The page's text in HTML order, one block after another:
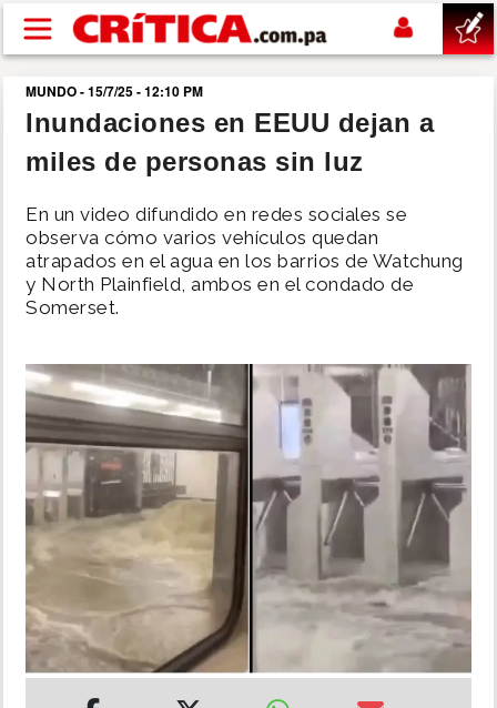
Pasar al contenido principal
buscar
SUCESOS
NACIONAL
POLÍTICA
DEPORTES
MUNDO
INSÓLITAS
MULTIMEDIA
IMPRESO
MUNDO - 15/7/25 - 12:10 PM
Inundaciones en EEUU dejan a
miles de personas sin luz
En un video difundido en redes sociales se
observa cómo varios vehículos quedan
atrapados en el agua en los barrios de Watchung
y North Plainfield, ambos en el condado de
Somerset.